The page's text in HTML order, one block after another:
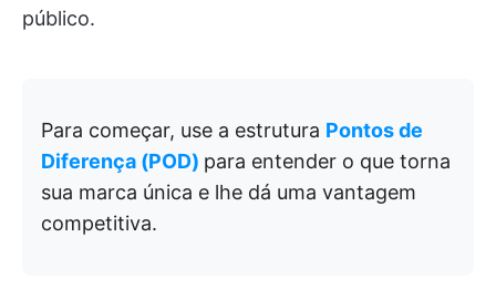
público.
Para começar, use a estrutura Pontos de
Diferença (POD) para entender o que torna
sua marca única e lhe dá uma vantagem
competitiva.